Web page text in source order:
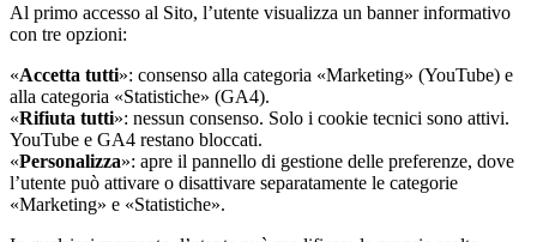
Al primo accesso al Sito, l’utente visualizza un banner informativo
con tre opzioni:
«Accetta tutti»: consenso alla categoria «Marketing» (YouTube) e
alla categoria «Statistiche» (GA4).
«Rifiuta tutti»: nessun consenso. Solo i cookie tecnici sono attivi.
YouTube e GA4 restano bloccati.
«Personalizza»: apre il pannello di gestione delle preferenze, dove
l’utente può attivare o disattivare separatamente le categorie
«Marketing» e «Statistiche».